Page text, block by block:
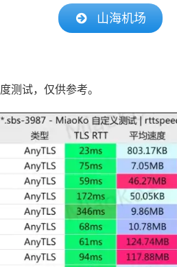
山海机场
测试，仅供参考。